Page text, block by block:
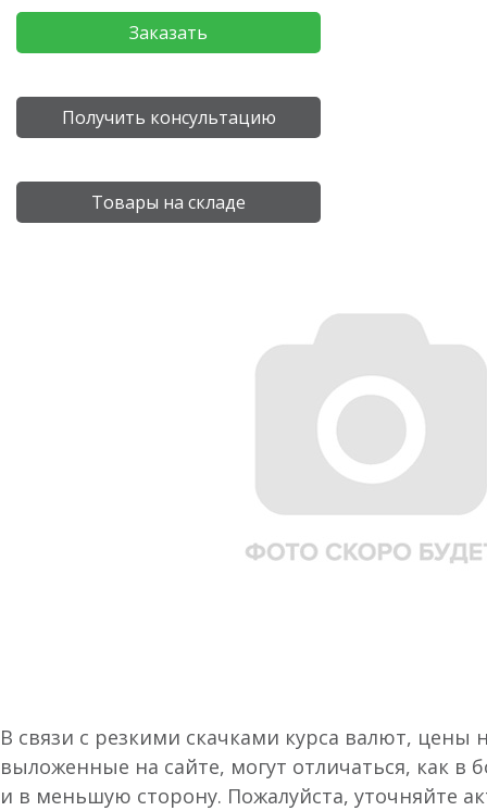
Заказать
Получить консультацию
Товары на складе
В связи с резкими скачками курса валют, цены
выложенные на сайте, могут отличаться, как в
и в меньшую сторону. Пожалуйста, уточняйте